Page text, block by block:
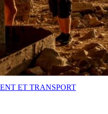
ET TRANSPORT